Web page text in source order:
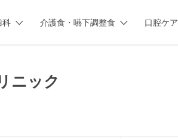
科 介護食・嚥下調整食 口腔ケア
ニック